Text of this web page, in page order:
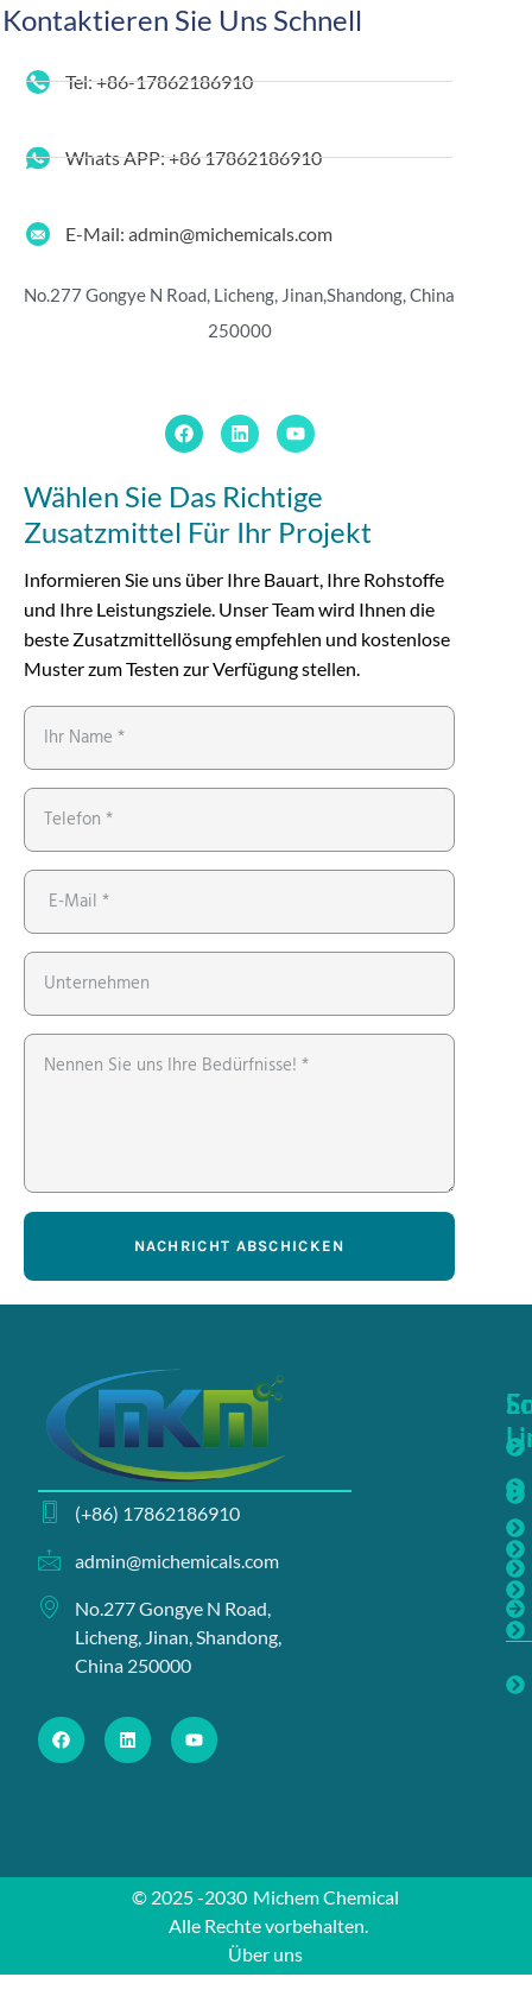
Kontaktieren Sie Uns Schnell
Tel: +86-17862186910
Whats APP: +86 17862186910
E-Mail: admin@michemicals.com
No.277 Gongye N Road, Licheng, Jinan,Shandong, China
250000
Wählen Sie Das Richtige
Zusatzmittel Für Ihr Projekt
Informieren Sie uns über Ihre Bauart, Ihre Rohstoffe
und Ihre Leistungsziele. Unser Team wird Ihnen die
beste Zusatzmittellösung empfehlen und kostenlose
Muster zum Testen zur Verfügung stellen.
NACHRICHT ABSCHICKEN
(+86) 17862186910
admin@michemicals.com
No.277 Gongye N Road,
Licheng, Jinan, Shandong,
China 250000
© 2025 -2030 Michem Chemical
Alle Rechte vorbehalten.
Über uns